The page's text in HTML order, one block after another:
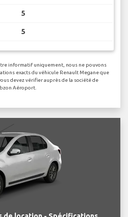
5
5
informatif uniquement, nous ne pouvons
exacts du véhicule Renault Megane que
devez vérifier auprès de la société de
Aéroport.